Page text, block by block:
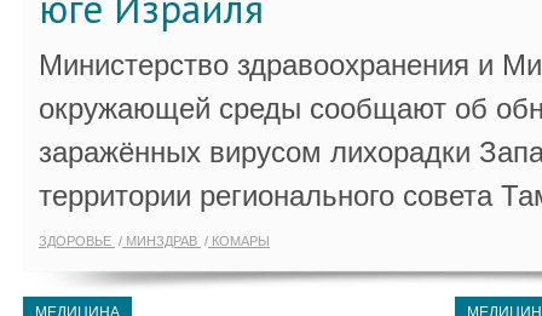
Министерство здравоохранения и
окружающей среды сообщают об
заражённых вирусом лихорадки
территории регионального совета
ЗДОРОВЬЕ МИНЗДРАВ КОМАРЫ
МЕДИЦИНА